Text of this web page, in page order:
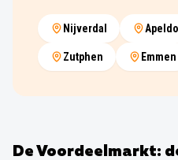
Nijverdal
Zutphen Emmen
De Voordeelmarkt: